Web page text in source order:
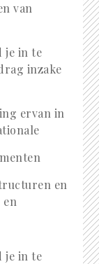
van
je in te
inzake
ervan in
en
en
je in te